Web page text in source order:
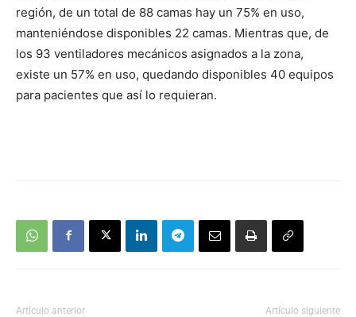
región, de un total de 88 camas hay un 75% en uso,
manteniéndose disponibles 22 camas. Mientras que, de
los 93 ventiladores mecánicos asignados a la zona,
existe un 57% en uso, quedando disponibles 40 equipos
para pacientes que así lo requieran.
Artículo anterior Artículo siguiente